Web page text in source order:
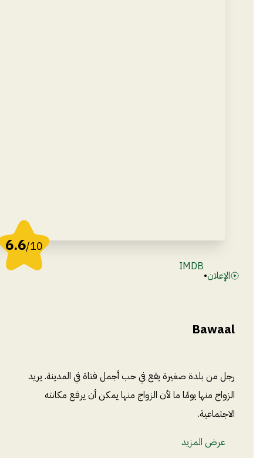
6.6/10
الإعلان•
IMDB
Bawaal
رجل من بلدة صغيرة يقع في حب أجمل فتاة في المدينة. يريد
الزواج منها يومًا ما لأن الزواج منها يمكن أن يرفع مكانته
الاجتماعية.
عرض المزيد